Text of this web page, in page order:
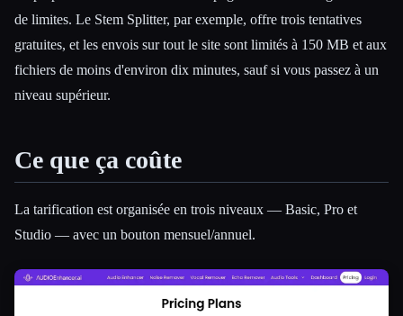
de limites. Le Stem Splitter, par exemple, offre trois tentatives
gratuites, et les envois sur tout le site sont limités à 150 MB et aux
fichiers de moins d'environ dix minutes, sauf si vous passez à un
niveau supérieur.
Ce que ça coûte
La tarification est organisée en trois niveaux — Basic, Pro et
Studio — avec un bouton mensuel/annuel.